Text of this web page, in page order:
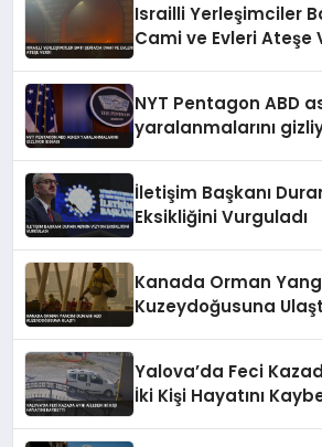
Israilli Yerleşimciler
Cami ve Evleri Ateşe
NYT Pentagon ABD
yaralanmalarını
İletişim Başkanı
Eksikliğini Vurguladı
Kanada Orman
Kuzeydoğusuna
Yalova’da Feci
İki Kişi Hayatını